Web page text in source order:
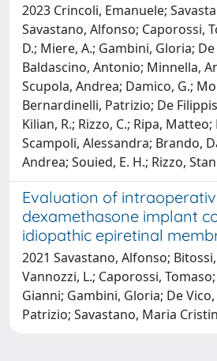
2023 Crincoli, Emanuele;
Savastano, Alfonso; Caporossi,
D.; Miere, A.; Gambini, Gloria;
Baldascino, Antonio; Minnella,
Scupola, Andrea; Damico, G.;
Bernardinelli, Patrizio; De
Kilian, R.; Rizzo, C.; Ripa,
Scampoli, Alessandra; Brando,
Andrea; Souied, E. H.; Rizzo,
Evaluation of
dexamethasone implant
idiopathic epiretinal
2021 Savastano, Alfonso;
Vannozzi, L.; Caporossi,
Gianni; Gambini, Gloria; De
Patrizio; Savastano, Maria